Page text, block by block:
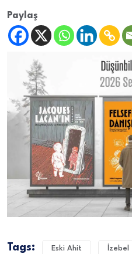
Paylaş
Tags: Eski Ahit İzebel